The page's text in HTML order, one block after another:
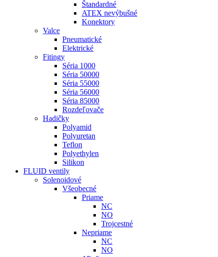
Štandardné
ATEX nevýbušné
Konektory
Valce
Pneumatické
Elektrické
Fitingy
Séria 1000
Séria 50000
Séria 55000
Séria 56000
Séria 85000
Rozdeľovače
Hadičky
Polyamid
Polyuretan
Teflon
Polyethylen
Silikon
FLUID ventily
Solenoidové
Všeobecné
Priame
NC
NO
Trojcestné
Nepriame
NC
NO